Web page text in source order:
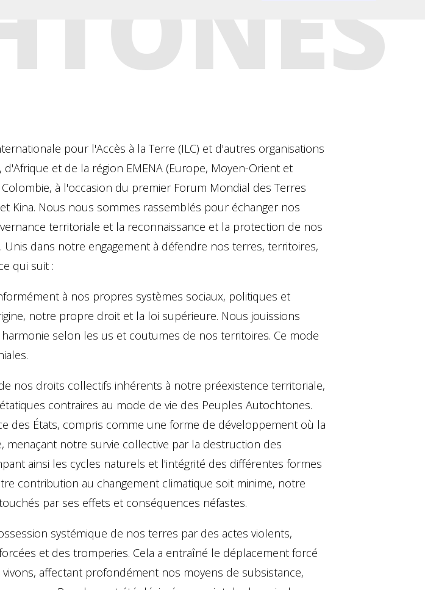
pour l'Accès à la Terre (ILC) et d'autres organisations
et de la région EMENA (Europe, Moyen-Orient et
à l'occasion du premier Forum Mondial des Terres
Kina. Nous nous sommes rassemblés pour échanger nos
territoriale et la reconnaissance et la protection de nos
dans notre engagement à défendre nos terres, territoires,
qui suit :
à nos propres systèmes sociaux, politiques et
notre propre droit et la loi supérieure. Nous jouissions
selon les us et coutumes de nos territoires. Ce mode
nos droits collectifs inhérents à notre préexistence territoriale,
contraires au mode de vie des Peuples Autochtones.
des États, compris comme une forme de développement où la
notre survie collective par la destruction des
ainsi les cycles naturels et l'intégrité des différentes formes
contribution au changement climatique soit minime, notre
par ses effets et conséquences néfastes.
systémique de nos terres par des actes violents,
et des tromperies. Cela a entraîné le déplacement forcé
affectant profondément nos moyens de subsistance,